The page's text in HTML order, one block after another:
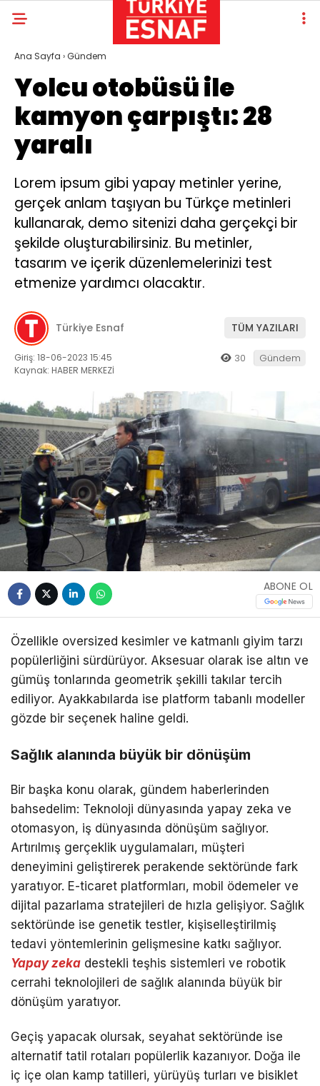
Ana Sayfa ›Gündem
Yolcu otobüsü ile
kamyon çarpıştı: 28
yaralı
Lorem ipsum gibi yapay metinler yerine,
gerçek anlam taşıyan bu Türkçe metinleri
kullanarak, demo sitenizi daha gerçekçi bir
şekilde oluşturabilirsiniz. Bu metinler,
tasarım ve içerik düzenlemelerinizi test
etmenize yardımcı olacaktır.
Türkiye Esnaf TÜM YAZILARI
Giriş: 18-06-2023 15:45
Kaynak: HABER MERKEZİ
30 Gündem
ABONE OL
Özellikle oversized kesimler ve katmanlı giyim tarzı
popülerliğini sürdürüyor. Aksesuar olarak ise altın ve
gümüş tonlarında geometrik şekilli takılar tercih
ediliyor. Ayakkabılarda ise platform tabanlı modeller
gözde bir seçenek haline geldi.
Sağlık alanında büyük bir dönüşüm
Bir başka konu olarak, gündem haberlerinden
bahsedelim: Teknoloji dünyasında yapay zeka ve
otomasyon, iş dünyasında dönüşüm sağlıyor.
Artırılmış gerçeklik uygulamaları, müşteri
deneyimini geliştirerek perakende sektöründe fark
yaratıyor. E-ticaret platformları, mobil ödemeler ve
dijital pazarlama stratejileri de hızla gelişiyor. Sağlık
sektöründe ise genetik testler, kişiselleştirilmiş
tedavi yöntemlerinin gelişmesine katkı sağlıyor.
Yapay zeka destekli teşhis sistemleri ve robotik
cerrahi teknolojileri de sağlık alanında büyük bir
dönüşüm yaratıyor.
Geçiş yapacak olursak, seyahat sektöründe ise
alternatif tatil rotaları popülerlik kazanıyor. Doğa ile
iç içe olan kamp tatilleri, yürüyüş turları ve bisiklet